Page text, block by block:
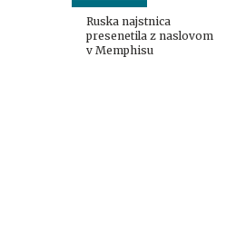
Ruska najstnica
presenetila z naslovom
v Memphisu